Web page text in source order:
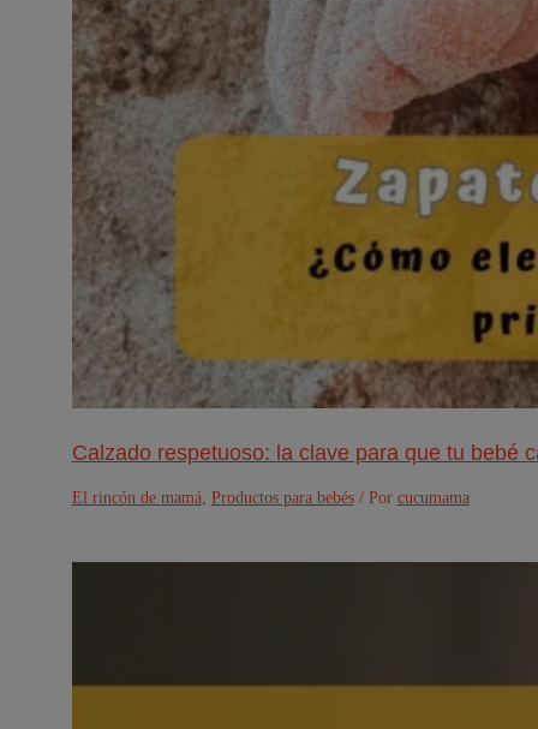
Calzado respetuoso: la clave para que tu bebé
El rincón de mamá, Productos para bebés/ Por cucumama